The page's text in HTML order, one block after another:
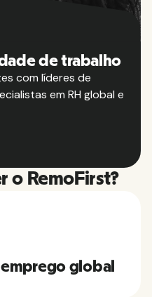
de trabalho
com líderes de
em RH global e
o RemoFirst?
emprego global